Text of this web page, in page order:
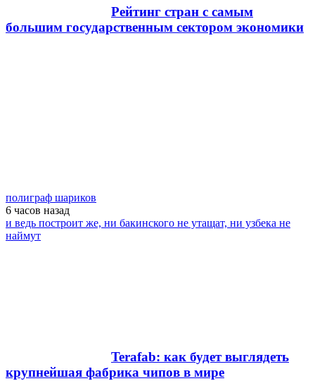
Рейтинг стран с самым
большим государственным сектором экономики
полиграф шариков
6 часов назад
и ведь построит же, ни бакинского не утащат, ни узбека не
наймут
Terafab: как будет выглядеть
крупнейшая фабрика чипов в мире